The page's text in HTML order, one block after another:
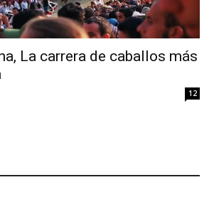
My
La carrera de caballos más
12